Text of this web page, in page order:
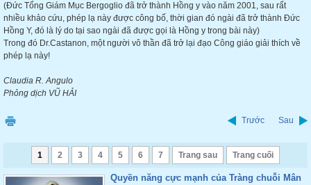
(Đức Tổng Giám Mục Bergoglio đã trở thành Hồng y vào năm 2001, sau rất
nhiều khảo cứu, phép lạ này được công bố, thời gian đó ngài đã trở thành Đức
Hồng Y, đó là lý do tại sao ngài đã được gọi là Hồng y trong bài này)
Trong đó Dr.Castanon, một người vô thần đã trở lại đạo Công giáo giải thích về
phép lạ này!
Claudia R. Angulo
Phỏng dịch VŨ HẢI
Trước Sau
1 2 3 4 5 6 7 Trang sau Trang cuối
Quyền năng cực mạnh của Tràng chuỗi Mân